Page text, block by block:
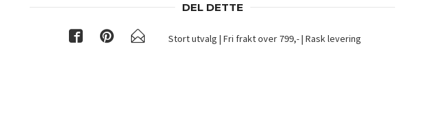
DEL DETTE
Stort utvalg | Fri frakt over 799,- | Rask levering